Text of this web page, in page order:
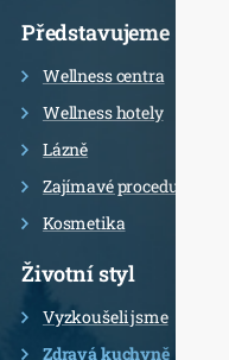
Představujeme
Wellness centra
Wellness hotely
Lázně
Zajímavé procedury
Kosmetika
Životní styl
Vyzkoušeli jsme
Zdravá kuchyně